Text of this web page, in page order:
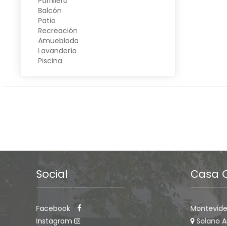
Balcón
Patio
Recreación
Amueblada
Lavandería
Piscina
Social
Facebook
Instagram
Casa
Solano